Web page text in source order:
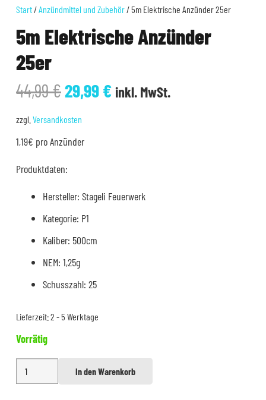
Start/Anzündmittel und Zubehör/ 5m Elektrische Anzünder 25er
5m Elektrische Anzünder
25er
44,99€Ursprünglicher
Preis
war:
44,99 €
29,99€Aktueller
inkl. MwSt.
zzgl. Versandkosten
1,19€ pro Anzünder
Produktdaten:
Hersteller: Stageli Feuerwerk
Kategorie: P1
Kaliber: 500cm
NEM: 1,25g
Schusszahl: 25
Lieferzeit:2 - 5 Werktage
Vorrätig
5m
Elektrische
In den Warenkorb
Alternative: